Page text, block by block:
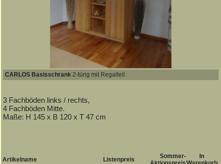
CARLOS Basisschrank2-türig mit Regalteil.
3 Fachböden links / rechts,
4 Fachböden Mitte.
Maße: H 145 x B 120 x T 47 cm
Artikelname Listenpreis
Sommer-
In